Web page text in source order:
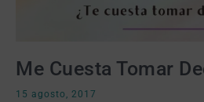
Me Cuesta Tomar
15 agosto, 2017